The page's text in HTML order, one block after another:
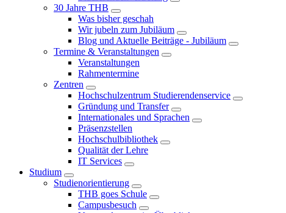
30 Jahre THB
Was bisher geschah
Wir jubeln zum Jubiläum
Blog und Aktuelle Beiträge - Jubiläum
Termine & Veranstaltungen
Veranstaltungen
Rahmentermine
Zentren
Hochschulzentrum Studierendenservice
Gründung und Transfer
Internationales und Sprachen
Präsenzstellen
Hochschulbibliothek
Qualität der Lehre
IT Services
Studium
Studienorientierung
THB goes Schule
Campusbesuch